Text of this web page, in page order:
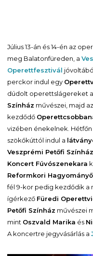
Július 13-án és 14-én az
meg Balatonfüreden, a
Operettfesztivál
perckor indul egy
dúdolt operettslágereket
Színház művészei, majd
kezdődő
vizében énekelnek. Hétfőn
szökőkúttól indul a
Veszprémi Petőfi Színház
Koncert Fúvószenekara
Reformkori
fél 9-kor pedig kezdődik a
ígérkező Füredi
Petőfi Színház művészei
mint Oszvald Marika és
A koncertre jegyvásárlás a